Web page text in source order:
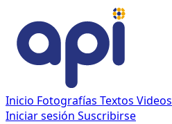
Inicio Fotografías Textos Videos
Iniciar sesión Suscribirse